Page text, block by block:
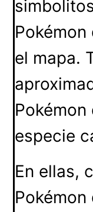
el mapa.
Pokémon
especie
En ellas,